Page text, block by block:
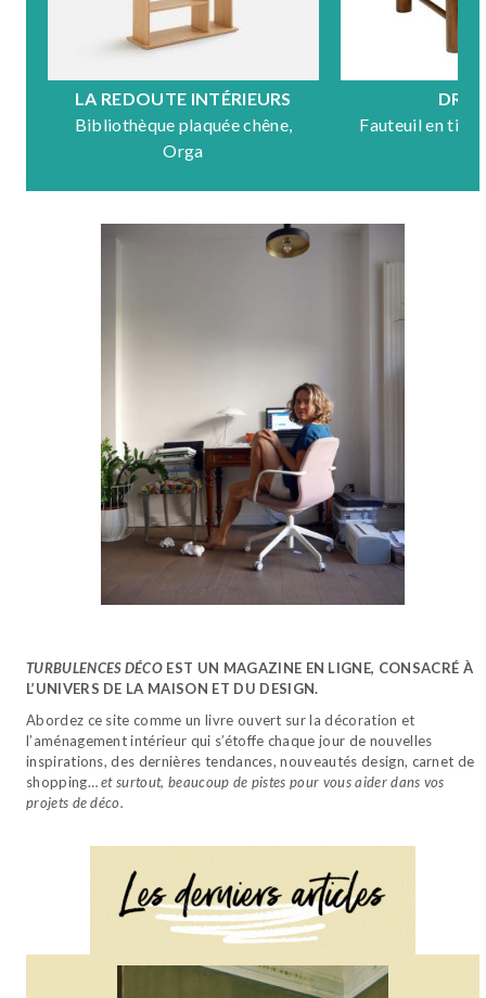
LA REDOUTE INTÉRIEURS
Bibliothèque plaquée chêne,
Orga
Fauteuil en
TURBULENCES DÉCO EST UN MAGAZINE EN LIGNE, CONSACRÉ À
L’UNIVERS DE LA MAISON ET DU DESIGN.
Abordez ce site comme un livre ouvert sur la décoration et
l’aménagement intérieur qui s’étoffe chaque jour de nouvelles
inspirations, des dernières tendances, nouveautés design, carnet de
shopping…et surtout, beaucoup de pistes pour vous aider dans vos
projets de déco.